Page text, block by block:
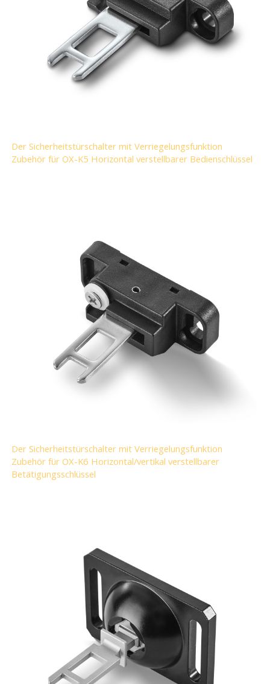
Der Sicherheitstürschalter mit Verriegelungsfunktion
Zubehör für OX-K5 Horizontal verstellbarer Bedienschlüssel
Der Sicherheitstürschalter mit Verriegelungsfunktion
Zubehör für OX-K6 Horizontal/vertikal verstellbarer
Betätigungsschlüssel